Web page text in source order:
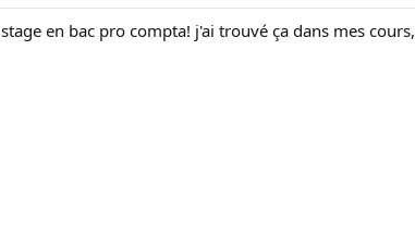
en bac pro compta! j'ai trouvé ça dans mes cours,